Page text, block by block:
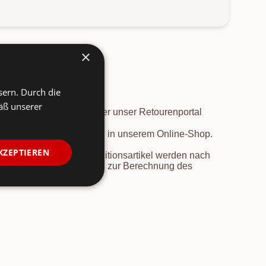
DieRücksendung
ist über unser Retourenportal
der Preisherabsetzung in unserem Online-Shop.
Deutschland. Speditionsartikel werden nach
und Informationen zur Berechnung des
×
Durch die
unserer